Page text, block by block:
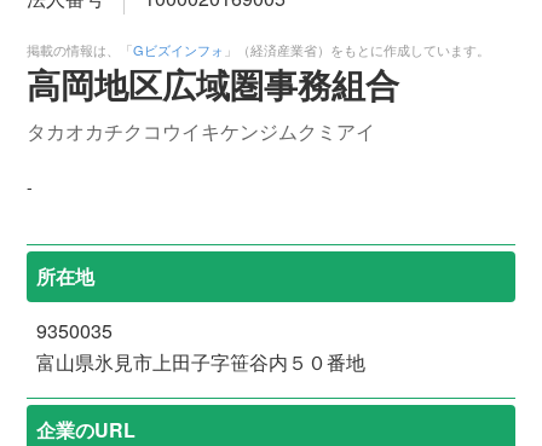
掲載の情報は、「Gビズインフォ 」（経済産業省）をもとに作成しています。
高岡地区広域圏事務組合
タカオカチクコウイキケンジムクミアイ
-
所在地
9350035
富山県氷見市上田子字笹谷内５０番地
企業のURL